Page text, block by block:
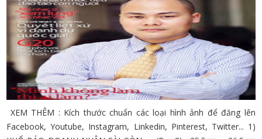
XEM THÊM : Kích thước chuẩn các loại hình ảnh để đăng lên
Facebook, Youtube, Instagram, Linkedin, Pinterest, Twitter... 1)